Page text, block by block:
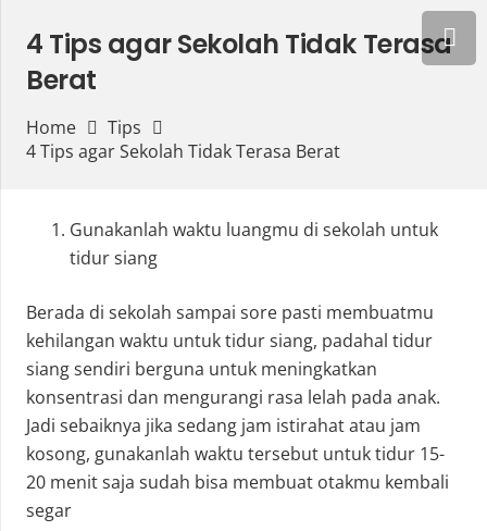
4 Tips agar Sekolah Tidak Terasa
Berat
Home
Tips
4 Tips agar Sekolah Tidak Terasa Berat
Gunakanlah waktu luangmu di sekolah untuk
tidur siang
Berada di sekolah sampai sore pasti membuatmu
kehilangan waktu untuk tidur siang, padahal tidur
siang sendiri berguna untuk meningkatkan
konsentrasi dan mengurangi rasa lelah pada anak.
Jadi sebaiknya jika sedang jam istirahat atau jam
kosong, gunakanlah waktu tersebut untuk tidur 15-
20 menit saja sudah bisa membuat otakmu kembali
segar